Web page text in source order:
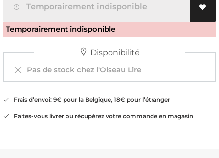
Temporairement indisponible
Temporairement indisponible
Disponibilité
Pas de stock chez l'Oiseau Lire
Frais d’envoi: 9€ pour la Belgique, 18€ pour l’étranger
Faites-vous livrer ou récupérez votre commande en magasin